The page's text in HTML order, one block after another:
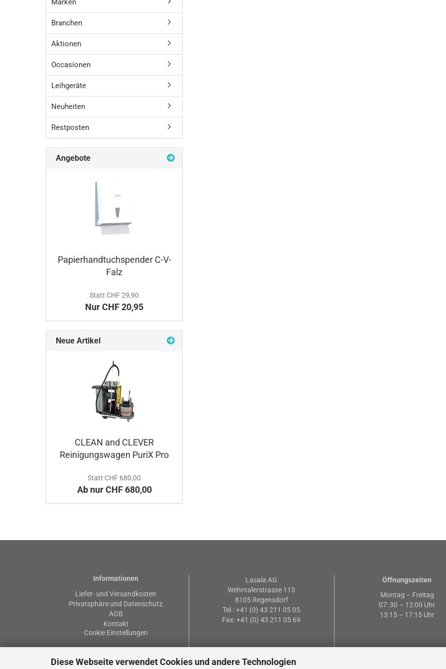
Diese Webseite verwendet Cookies und andere Technologien
Marken
Branchen
Aktionen
Occasionen
Leihgeräte
Neuheiten
Restposten
Angebote
Papierhandtuchspender C-V-
Falz
Statt CHF 29,90
Nur CHF 20,95
Neue Artikel
CLEAN and CLEVER
Reinigungswagen PuriX Pro
Statt CHF 680,00
Ab nur CHF 680,00
Informationen
Liefer- und Versandkosten
Privatsphäre und Datenschutz
AGB
Kontakt
Cookie Einstellungen
Lasala AG
Wehntalerstrasse 113
8105 Regensdorf
Tel.: +41 (0) 43 211 05 05
Fax: +41 (0) 43 211 05 69
Öffnungszeiten
Montag – Freitag
07: 30 – 12:00 Uhr
13:15 – 17:15 Uhr